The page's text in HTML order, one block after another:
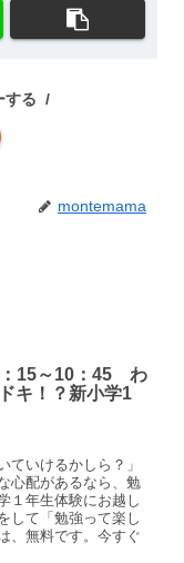
する
montemama
15～10：45 わ
キ！？新小学1
ていけるかしら？」
心配があるなら、勉
１年生体験にお越し
して「勉強って楽し
、無料です。今すぐ